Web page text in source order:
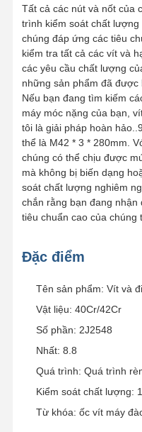
Tất cả các nút và nốt của
trình kiểm soát chất
chúng đáp ứng các tiêu
kiểm tra tất cả các vít và
các yêu cầu chất lượng
những sản phẩm đã được
Nếu bạn đang tìm kiếm
máy móc nặng của bạn,
tôi là giải pháp hoàn
thể là M42 * 3 * 280mm.
chúng có thể chịu được
mà không bị biến dạng
soát chất lượng nghiêm
chắn rằng bạn đang
tiêu chuẩn cao của chúng
Đặc điểm
Tên sản phẩm: Vít và
Vật liệu: 40Cr/42Cr
Số phần: 2J2548
Nhất: 8.8
Quá trình: Quá trình
Kiểm soát chất lượng:
Từ khóa: ốc vít máy